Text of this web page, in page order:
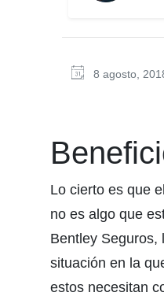
8 agosto,
Lo cierto es que
no es algo que
Bentley Seguros,
situación en la
estos necesitan